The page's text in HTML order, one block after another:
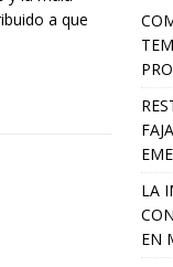
a que
LA
EN